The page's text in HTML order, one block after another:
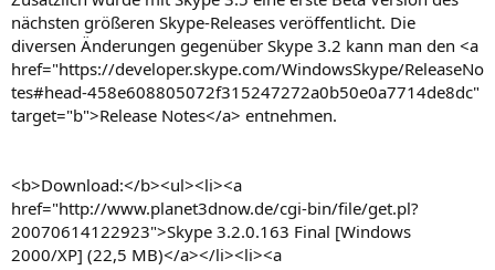
nächsten größeren Skype-Releases veröffentlicht. Die
diversen Änderungen gegenüber Skype 3.2 kann man den <a
href="https://developer.skype.com/WindowsSkype/ReleaseNo
tes#head-458e608805072f315247272a0b50e0a7714de8dc"
target="b">Release Notes</a> entnehmen.
<b>Download:</b><ul><li><a
href="http://www.planet3dnow.de/cgi-bin/file/get.pl?
20070614122923">Skype 3.2.0.163 Final [Windows
2000/XP] (22,5 MB)</a></li><li><a